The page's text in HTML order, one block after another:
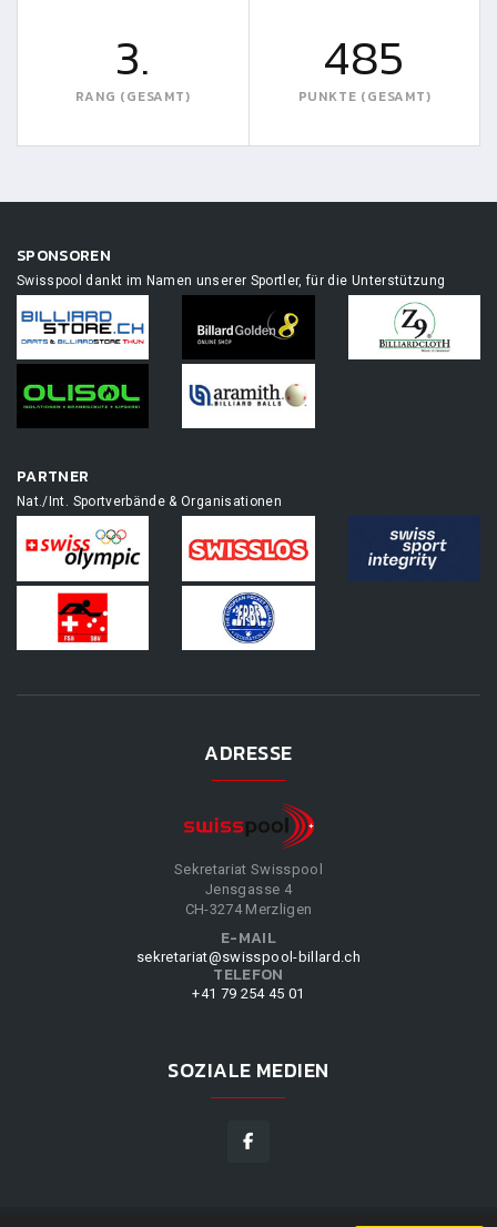
3.
RANG (GESAMT)
485
PUNKTE (GESAMT)
SPONSOREN
Swisspool dankt im Namen unserer Sportler, für die Unterstützung
PARTNER
Nat./Int. Sportverbände & Organisationen
ADRESSE
Sekretariat Swisspool
Jensgasse 4
CH-3274 Merzligen
E-MAIL
sekretariat@swisspool-billard.ch
TELEFON
+41 79 254 45 01
SOZIALE MEDIEN